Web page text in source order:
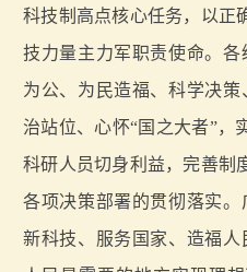
科技制高点核心任务，以正
技力量主力军职责使命。
为公、为民造福、科学决
治站位、心怀“国之大者”，
科研人员切身利益，完善制
各项决策部署的贯彻落实。
新科技、服务国家、造福人